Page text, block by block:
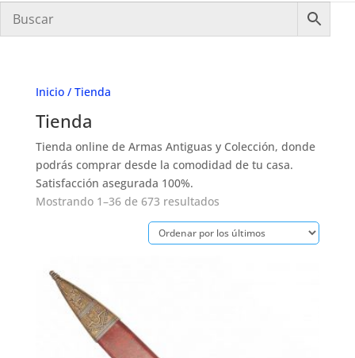
Inicio/ Tienda
Tienda
Tienda online de Armas Antiguas y Colección, donde
podrás comprar desde la comodidad de tu casa.
Satisfacción asegurada 100%.
Mostrando 1–36 de 673 resultadosOrdenado
por
los